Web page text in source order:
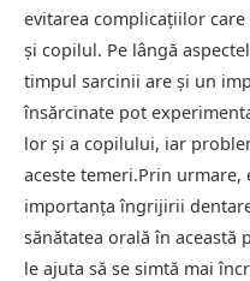
evitarea complicațiilor care
și copilul. Pe lângă
timpul sarcinii are și un
însărcinate pot
lor și a copilului, iar
aceste temeri.Prin
importanța îngrijirii
sănătatea orală în această
le ajuta să se simtă mai